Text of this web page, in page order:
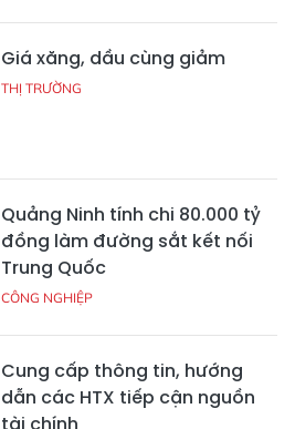
Giá xăng, dầu cùng giảm
THỊ TRƯỜNG
Quảng Ninh tính chi 80.000 tỷ
đồng làm đường sắt kết nối
Trung Quốc
CÔNG NGHIỆP
Cung cấp thông tin, hướng
dẫn các HTX tiếp cận nguồn
tài chính